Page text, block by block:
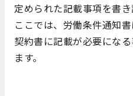
定められた記載事項を書
ここでは、労働条件通知
契約書に記載が必要にな
ます。